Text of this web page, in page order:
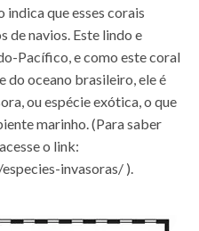
que esses corais
de navios. Este lindo e
Pacífico, e como este coral
do oceano brasileiro, ele é
ou espécie exótica, o que
marinho. (Para saber
o link:
invasoras/ ).